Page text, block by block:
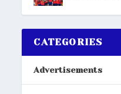
CATEGORIES
Advertisements